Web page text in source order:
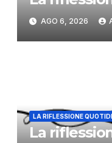
AGO 6, 2026
LA RIFLESSIONE
La